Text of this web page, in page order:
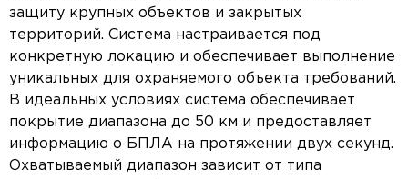
защиту крупных объектов и закрытых
территорий. Система настраивается под
конкретную локацию и обеспечивает выполнение
уникальных для охраняемого объекта требований.
В идеальных условиях система обеспечивает
покрытие диапазона до 50 км и предоставляет
информацию о БПЛА на протяжении двух секунд.
Охватываемый диапазон зависит от типа